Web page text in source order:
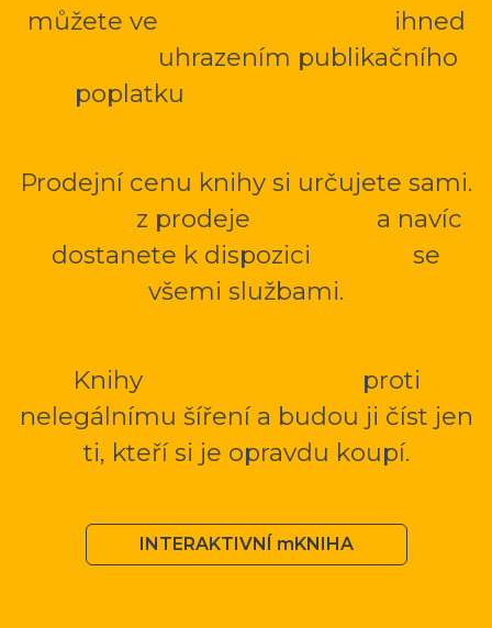
můžete ve
ihned
uhrazením publikačního
poplatku
Prodejní cenu knihy si určujete sami.
z prodeje
a navíc
dostanete k dispozici
se
všemi službami.
Knihy
proti
nelegálnímu šíření a budou ji číst jen
ti, kteří si je opravdu koupí.
INTERAKTIVNÍ mKNIHA